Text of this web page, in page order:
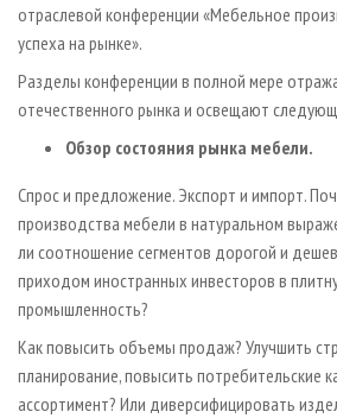
отраслевой конференции «Мебельное
успеха на рынке».
Разделы конференции в полной мере
отечественного рынка и освещают
Обзор состояния рынка мебели.
Спрос и предложение. Экспорт и импорт.
производства мебели в натуральном
ли соотношение сегментов дорогой и
приходом иностранных инвесторов в
промышленность?
Как повысить объемы продаж? Улучшить
планирование, повысить потребительские
ассортимент? Или диверсифицировать